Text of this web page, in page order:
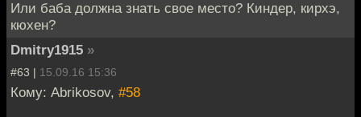
Или баба должна знать свое место? Киндер, кирхэ,
кюхен?
Dmitry1915 »
#63 | 15.09.16 15:36
Кому: Abrikosov, #58